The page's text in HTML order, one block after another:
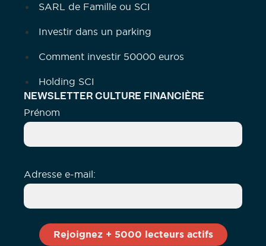
SARL de Famille ou SCI
Investir dans un parking
Comment investir 50000 euros
Holding SCI
NEWSLETTER CULTURE FINANCIÈRE
Prénom
Adresse e-mail: